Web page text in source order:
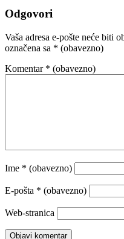
Odgovori
Vaša adresa e-pošte neće biti
označena sa * (obavezno)
Komentar * (obavezno)
Ime * (obavezno)
E-pošta * (obavezno)
Web-stranica